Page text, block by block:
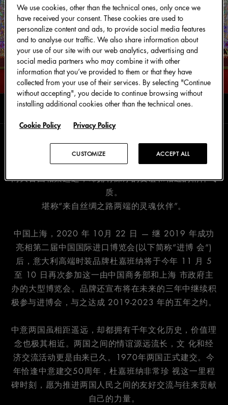
十一月 2020
阅读时长0分钟
中国与意大利:
有着不解之缘的两种文化，友好往来绵延世纪。
两大古国相聚遥远，却拥有深厚的友谊和相近的精神气
质。
堪称“来自丝绸之路两端的灵魂伙伴”。
中国上海，2020 年 10月 22 日 — 继 2019 年成功
亮相第二届中国国际进口博览会(以下简称“进博 会“)
后，意大利高端时装品牌杜嘉班纳将于今年 11 月 5
至 10 日再次参加这一由中国商务部和上海 市政府主
办的大型博览会。品牌还宣布将在未来的三年中继续积
极参与进博会，与之达成 2019-2023 年的五年之约。
中意两国虽相距遥远，却都拥有千年文化历史，价值理
念也极其相近。两国之间的情谊源远流长，文 化和经
济交流活动更是由来已久。1970年两国正式建交。今
年恰逢中意建交50周年，杜嘉班纳非常珍 视这一里程
碑时刻，愿为推进两国人民之间的友好交流与往来贡献
自己的力量。
We use cookies, other than the technical ones, only once we
have received your consent. These cookies are used to
personalize content and ads, to provide social media features
and to analyse our traffic. We also share information about
your use of our site with our web analytics, advertising and
social media partners who may combine it with other
information that you’ve provided to them or that they have
collected from your use of their services. By selecting "Continue
without accepting", you decide to continue browsing without
installing additional cookies other than the technical ones.
Cookie Policy Privacy Policy
ACCEPT ALL
CUSTOMIZE